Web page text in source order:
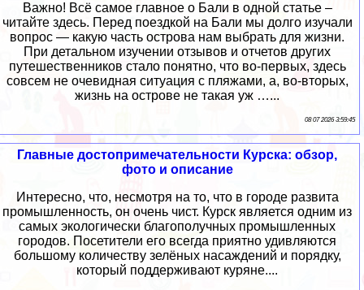
Важно! Всё самое главное о Бали в одной статье –
читайте здесь. Перед поездкой на Бали мы долго изучали
вопрос — какую часть острова нам выбрать для жизни.
При детальном изучении отзывов и отчетов других
путешественников стало понятно, что во-первых, здесь
совсем не очевидная ситуация с пляжами, а, во-вторых,
жизнь на острове не такая уж …...
08 07 2026 3:59:45
Главные достопримечательности Курска: обзор,
фото и описание
Интересно, что, несмотря на то, что в городе развита
промышленность, он очень чист. Курск является одним из
самых экологически благополучных промышленных
городов. Посетители его всегда приятно удивляются
большому количеству зелёных насаждений и порядку,
который поддерживают куряне....